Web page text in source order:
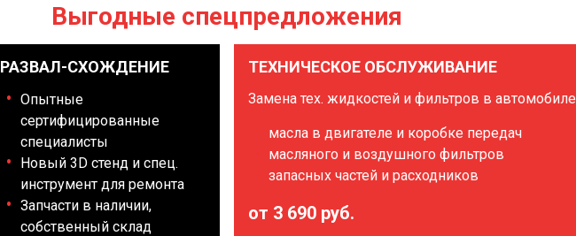
Выгодные спецпредложения
РАЗВАЛ-СХОЖДЕНИЕ
Опытные
сертифицированные
специалисты
Новый 3D стенд и спец.
инструмент для ремонта
Запчасти в наличии,
собственный склад
ТЕХНИЧЕСКОЕ ОБСЛУЖИВАНИЕ
Замена тех. жидкостей и фильтров в автомобиле
масла в двигателе и коробке передач
масляного и воздушного фильтров
запасных частей и расходников
от 3 690 руб.